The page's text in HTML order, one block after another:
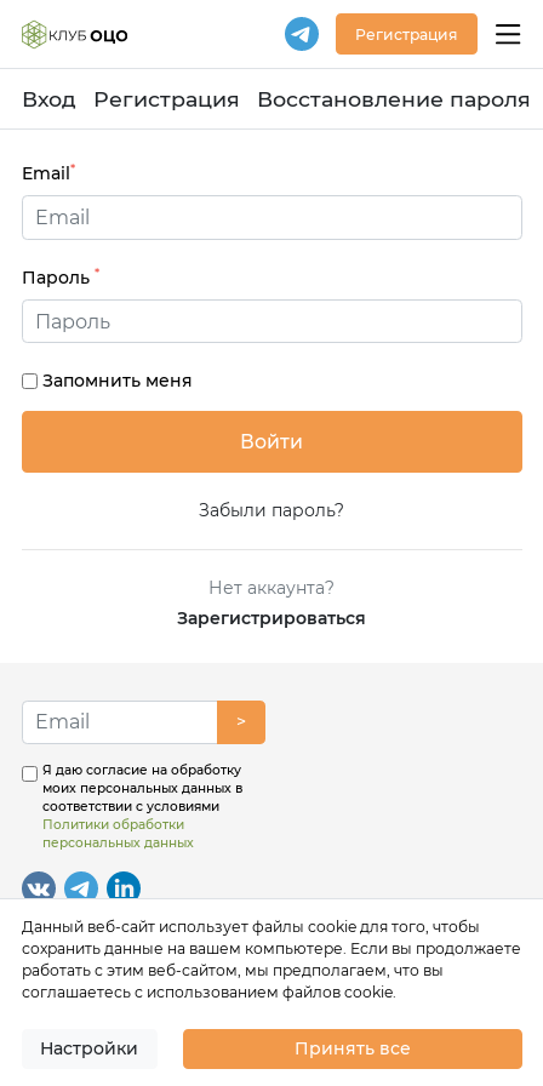
Регистрация
Вход Регистрация Восстановление пароля
Email*
Пароль *
Запомнить меня
Забыли пароль?
Нет аккаунта?
Зарегистрироваться
>
Я даю согласие на обработку
моих персональных данных в
соответствии с условиями
Политики обработки
персональных данных
Данный веб-сайт использует файлы cookie для того, чтобы
сохранить данные на вашем компьютере. Если вы продолжаете
работать с этим веб-сайтом, мы предполагаем, что вы
соглашаетесь с использованием файлов cookie.
Настройки Принять все